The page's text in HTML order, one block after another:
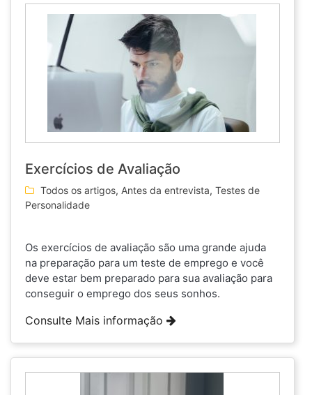
Exercícios de Avaliação
Todos os artigos, Antes da entrevista, Testes de
Personalidade
Os exercícios de avaliação são uma grande ajuda
na preparação para um teste de emprego e você
deve estar bem preparado para sua avaliação para
conseguir o emprego dos seus sonhos.
Consulte Mais informação